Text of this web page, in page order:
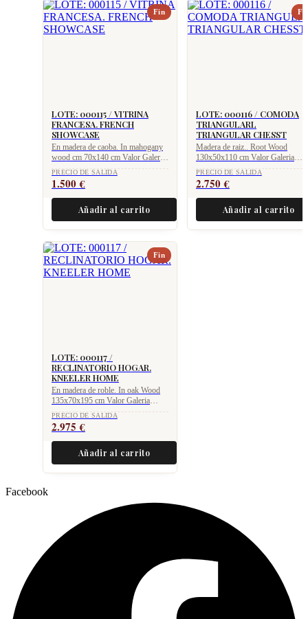
LOTE: 000115 / VITRINA
FRANCESA. FRENCH
SHOWCASE
En madera de caoba. In mahogany
wood cm 70x140 cm Valor Galeria
Gallery value 4.975 €
PRECIO DE SALIDA
1.500€
Fin
Añadir al carrito
LOTE: 000116 / COMODA
TRIANGULARL
TRIANGULAR CHESST
Madera de raiz.. Root Wood
130x50x110 cm Valor Galeria
Gallery value 5.475 €
PRECIO DE SALIDA
2.750€
Añadir al carrito
LOTE: 000117 /
RECLINATORIO HOGAR.
KNEELER HOME
En madera de roble. In oak Wood
135x70x195 cm Valor Galeria
Gallery value 5.750 €
PRECIO DE SALIDA
2.975€
Fin
Añadir al carrito
Facebook